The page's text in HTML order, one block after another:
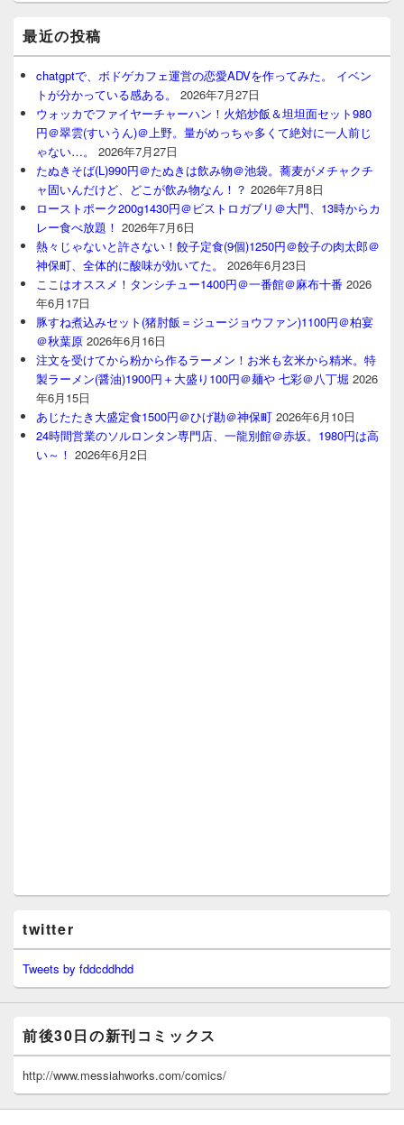
最近の投稿
chatgptで、ボドゲカフェ運営の恋愛ADVを作ってみた。 イベン
トが分かっている感ある。
2026年7月27日
ウォッカでファイヤーチャーハン！火焰炒飯＆坦坦面セット980
円＠翠雲(すいうん)＠上野。量がめっちゃ多くて絶対に一人前じ
ゃない…。
2026年7月27日
たぬきそば(L)990円＠たぬきは飲み物＠池袋。蕎麦がメチャクチ
ャ固いんだけど、どこが飲み物なん！？ 2026年7月8日
ローストポーク200g1430円＠ビストロガブリ＠大門、13時からカ
レー食べ放題！ 2026年7月6日
熱々じゃないと許さない！餃子定食(9個)1250円＠餃子の肉太郎＠
神保町、全体的に酸味が効いてた。
2026年6月23日
ここはオススメ！タンシチュー1400円＠一番館＠麻布十番 2026
年6月17日
豚すね煮込みセット(猪肘飯＝ジュージョウファン)1100円＠柏宴
＠秋葉原 2026年6月16日
注文を受けてから粉から作るラーメン！お米も玄米から精米。特
製ラーメン(醤油)1900円＋大盛り100円＠麺や 七彩＠八丁堀 2026
年6月15日
あじたたき大盛定食1500円＠ひげ勘＠神保町 2026年6月10日
24時間営業のソルロンタン専門店、一龍別館＠赤坂。1980円は高
い～！ 2026年6月2日
twitter
Tweets by fddcddhdd
前後30日の新刊コミックス
http://www.messiahworks.com/comics/